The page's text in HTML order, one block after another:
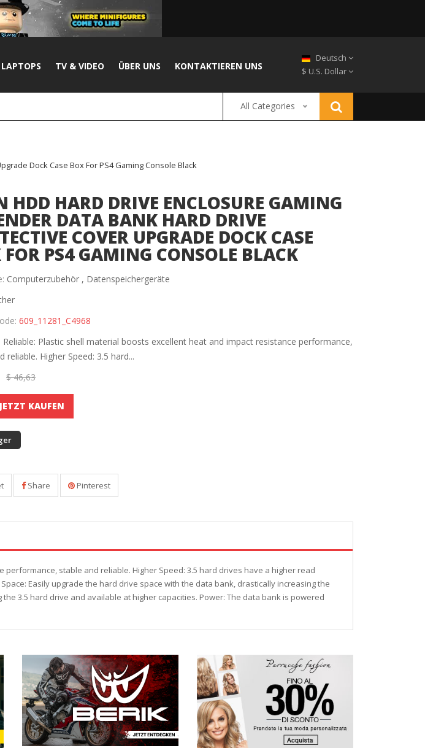
LAPTOPS TV & VIDEO ÜBER UNS KONTAKTIEREN UNS
Deutsch
$ U.S. Dollar
All Categories
Dock Case Box For PS4 Gaming Console Black
HDD HARD DRIVE ENCLOSURE GAMING
DATA BANK HARD DRIVE
COVER UPGRADE DOCK CASE
FOR PS4 GAMING CONSOLE BLACK
Computerzubehör , Datenspeichergeräte
609_11281_C4968
Reliable: Plastic shell material boosts excellent heat and impact resistance performance,
reliable. Higher Speed: 3.5 hard...
$ 46,63
JETZT KAUFEN
Share Pinterest
stable and reliable. Higher Speed: 3.5 hard drives have a higher read
Easily upgrade the hard drive space with the data bank, drastically increasing the
3.5 hard drive and available at higher capacities. Power: The data bank is powered